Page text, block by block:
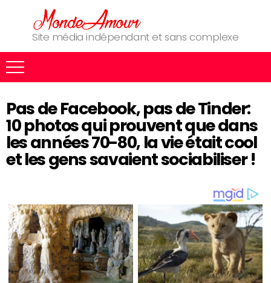
Site média indépendant et sans complexe
Pas de Facebook, pas de Tinder:
10 photos qui prouvent que dans
les années 70-80, la vie était cool
et les gens savaient sociabiliser !